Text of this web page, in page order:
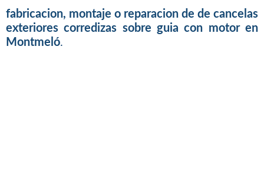
fabricacion, montaje o reparacion de de cancelas
exteriores corredizas sobre guia con motor en
Montmeló.